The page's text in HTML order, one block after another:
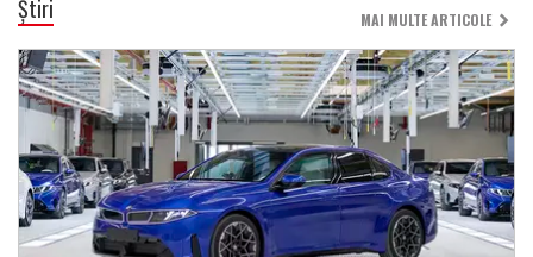
Știri MAI MULTE ARTICOLE